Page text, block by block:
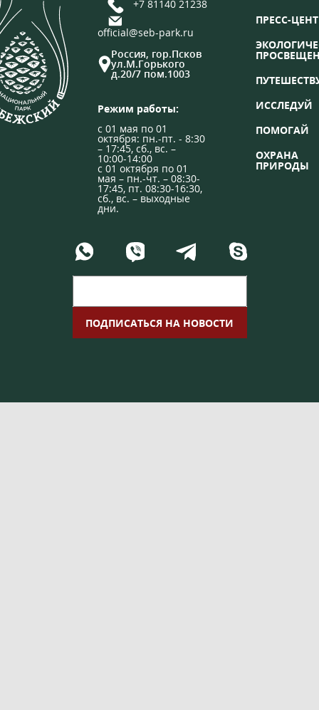
+7 81140 21238
official@seb-park.ru
Россия, гор.Псков
ул.М.Горького
д.20/7 пом.1003
Режим работы:
с 01 мая по 01
октября: пн.-пт. - 8:30
– 17:45, сб., вс. –
10:00-14:00
с 01 октября по 01
мая – пн.-чт. – 08:30-
17:45, пт. 08:30-16:30,
сб., вс. – выходные
дни.
ПРЕСС-
ИССЛЕДУЙ
ПОМОГАЙ
ОХРАНА
ПРИРОДЫ